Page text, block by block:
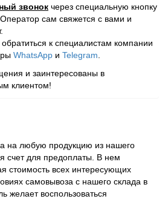
звонок через специальную кнопку
сам свяжется с вами и
к специалистам компании
WhatsApp и Telegram
и заинтересованы в
клиентом!
на любую продукцию из нашего
счет для предоплаты. В нем
стоимость всех интересующих
самовывоза с нашего склада в
желает воспользоваться